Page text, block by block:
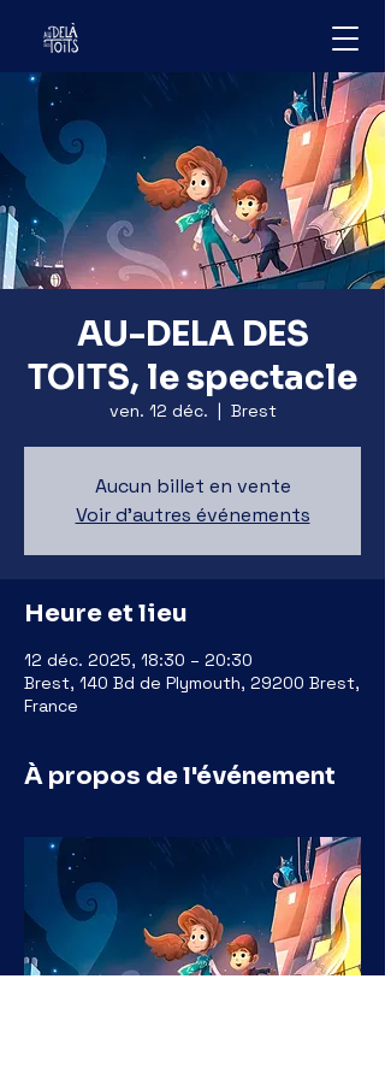
AU-DELA DES
TOITS, le spectacle
ven. 12 déc.
  |
Brest
Aucun billet en vente
Voir d'autres événements
Heure et lieu
12 déc. 2025, 18:30 – 20:30
Brest, 140 Bd de Plymouth, 29200 Brest,
France
À propos de l'événement